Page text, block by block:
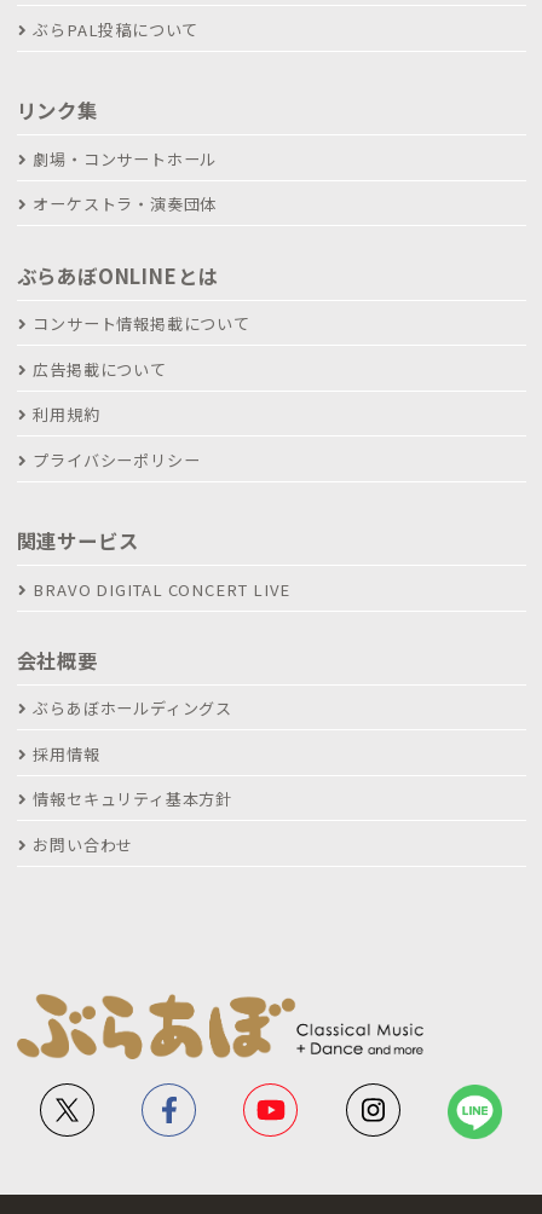
ぶらPAL投稿について
リンク集
劇場・コンサートホール
オーケストラ・演奏団体
ぶらあぼONLINEとは
コンサート情報掲載について
広告掲載について
利用規約
プライバシーポリシー
関連サービス
BRAVO DIGITAL CONCERT LIVE
会社概要
ぶらあぼホールディングス
採用情報
情報セキュリティ基本方針
お問い合わせ